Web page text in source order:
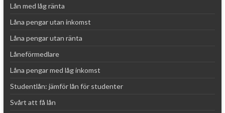
Lån med låg ränta
Låna pengar utan inkomst
Låna pengar utan ränta
Låneförmedlare
Låna pengar med låg inkomst
Studentlån: jämför lån för studenter
Svårt att få lån